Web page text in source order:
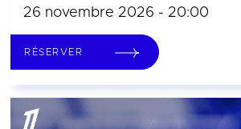
26 novembre 2026 - 20:00
RÉSERVER